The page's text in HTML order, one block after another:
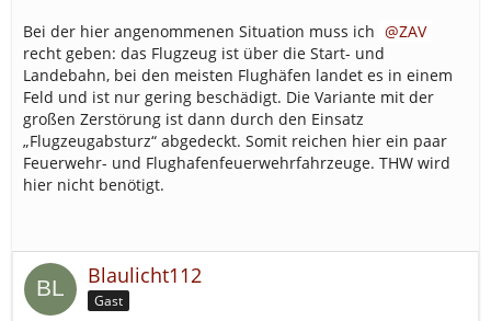
Bei der hier angenommenen Situation muss ich
ZAV
recht geben: das Flugzeug ist über die Start- und
Landebahn, bei den meisten Flughäfen landet es in einem
Feld und ist nur gering beschädigt. Die Variante mit der
großen Zerstörung ist dann durch den Einsatz
„Flugzeugabsturz“ abgedeckt. Somit reichen hier ein paar
Feuerwehr- und Flughafenfeuerwehrfahrzeuge. THW wird
hier nicht benötigt.
Blaulicht112
Gast